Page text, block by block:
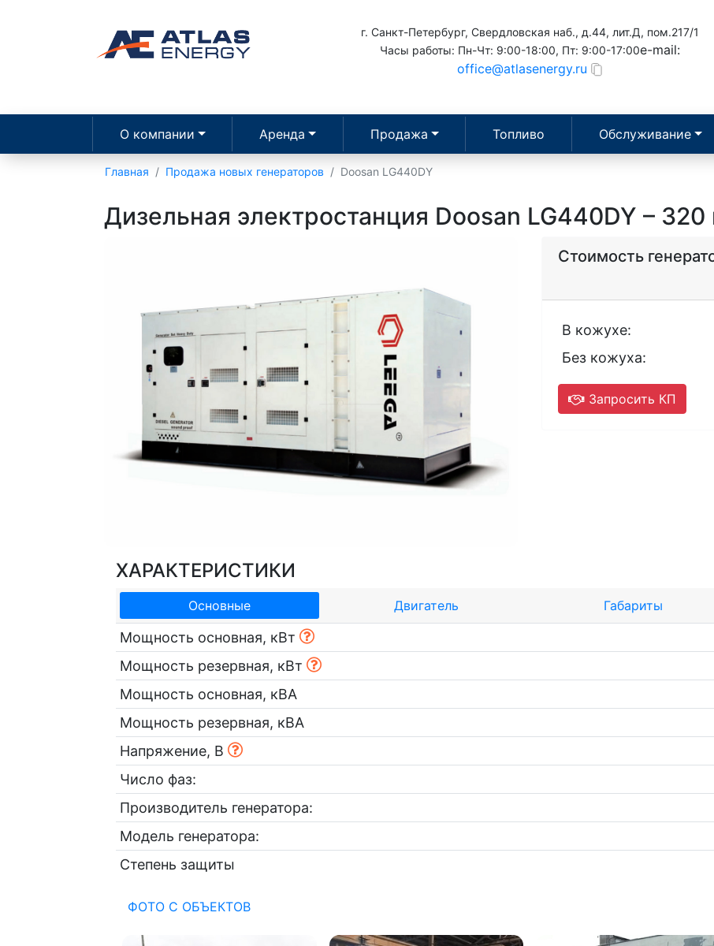
г. Санкт-Петербург, Свердловская наб., д.44, лит.Д, пом.217/1
Часы работы: Пн-Чт: 9:00-18:00, Пт: 9:00-17:00e-mail:
office@atlasenergy.ru
О компании Аренда Продажа Топливо Обслуживание
Главная Продажа новых генераторов Doosan LG440DY
Дизельная электростанция Doosan LG440DY – 320
Стоимость
В кожухе:
Без кожуха:
Запросить КП
ХАРАКТЕРИСТИКИ
Основные Двигатель Габариты
Мощность основная, кВт
Мощность резервная, кВт
Мощность основная, кВА
Мощность резервная, кВА
Напряжение, В
Число фаз:
Производитель генератора:
Модель генератора:
Степень защиты
ФОТО С ОБЪЕКТОВ